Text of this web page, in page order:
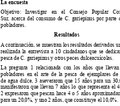
La encuesta
Objetivo: Investigar en el Consejo Popular
Sur, acerca del consumo de C. gariepinus por
pobladores.
Resultados
A continuación, se muestran los resultados derivados
realizada la entrevista a 10 ciudadanos que se
pesca de C. gariepinus y otros peces dulceacuícolas.
La pregunta 1 relacionada con los años que
pobladores en el arte de la pesca de ejemplares
de agua dulce, 3 aseveraron que 15 años para un
manifestaron que llevan 7 años lo que representa el
2 expresaron que pescan hace 4 o 5 años
para un 20,0%, y uno 2 años, que constituye el 10,0%.